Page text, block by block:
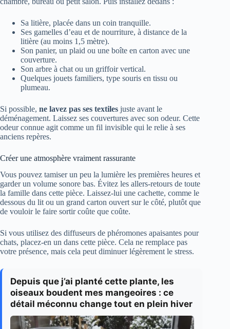
Sa litière, placée dans un coin tranquille.
Ses gamelles d’eau et de nourriture, à distance de la
litière (au moins 1,5 mètre).
Son panier, un plaid ou une boîte en carton avec une
couverture.
Son arbre à chat ou un griffoir vertical.
Quelques jouets familiers, type souris en tissu ou
plumeau.
Si possible, ne lavez pas ses textiles juste avant le
déménagement. Laissez ses couvertures avec son odeur. Cette
odeur connue agit comme un fil invisible qui le relie à ses
anciens repères.
Créer une atmosphère vraiment rassurante
Vous pouvez tamiser un peu la lumière les premières heures et
garder un volume sonore bas. Évitez les allers-retours de toute
la famille dans cette pièce. Laissez-lui une cachette, comme le
dessous du lit ou un grand carton ouvert sur le côté, plutôt que
de vouloir le faire sortir coûte que coûte.
Si vous utilisez des diffuseurs de phéromones apaisantes pour
chats, placez-en un dans cette pièce. Cela ne remplace pas
votre présence, mais cela peut diminuer légèrement le stress.
Depuis que j’ai planté cette plante, les
oiseaux boudent mes mangeoires : ce
détail méconnu change tout en plein hiver